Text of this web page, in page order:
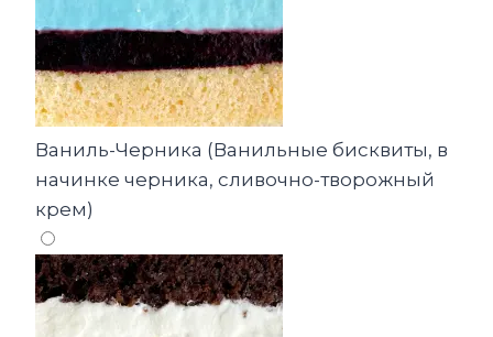
Ваниль-Черника (Ванильные бисквиты, в
начинке черника, сливочно-творожный
крем)